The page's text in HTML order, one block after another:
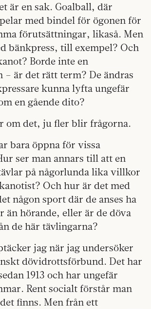
är en sak. Goalball, där
med bindel för ögonen för
förutsättningar, likaså. Men
bänkpress, till exempel? Och
Borde inte en
är det rätt term? De ändras
kunna lyfta ungefär
en gående dito?
om det, ju fler blir frågorna.
bara öppna för vissa
ser man annars till att en
på någorlunda lika villkor
Och hur är det med
någon sport där de anses ha
än hörande, eller är de döva
de här tävlingarna?
jag när jag undersöker
dövidrottsförbund. Det har
1913 och har ungefär
Rent socialt förstår man
finns. Men från ett